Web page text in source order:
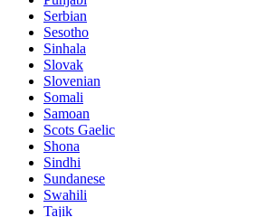
Serbian
Sesotho
Sinhala
Slovak
Slovenian
Somali
Samoan
Scots Gaelic
Shona
Sindhi
Sundanese
Swahili
Tajik